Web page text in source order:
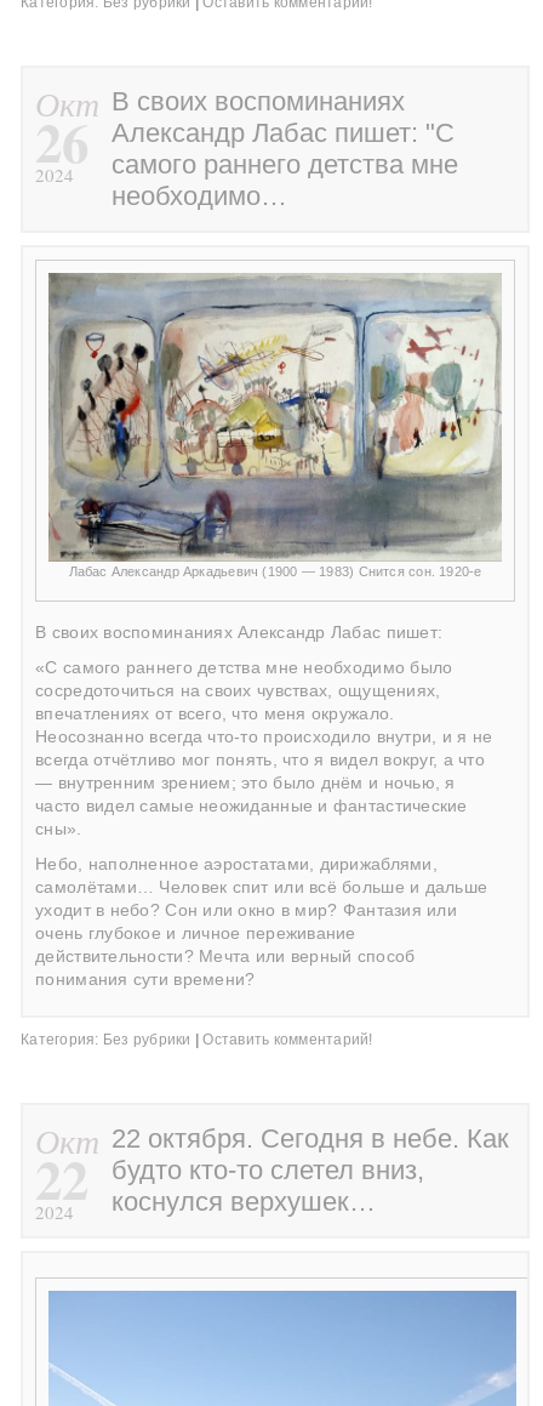
Окт
26
2024
В своих воспоминаниях
Александр Лабас пишет: "С
самого раннего детства мне
необходимо…
Лабас Александр Аркадьевич (1900 — 1983) Снится сон. 1920-е
В своих воспоминаниях Александр Лабас пишет:
«С самого раннего детства мне необходимо было
сосредоточиться на своих чувствах, ощущениях,
впечатлениях от всего, что меня окружало.
Неосознанно всегда что-то происходило внутри, и я не
всегда отчётливо мог понять, что я видел вокруг, а что
— внутренним зрением; это было днём и ночью, я
часто видел самые неожиданные и фантастические
сны».
Небо, наполненное аэростатами, дирижаблями,
самолётами… Человек спит или всё больше и дальше
уходит в небо? Сон или окно в мир? Фантазия или
очень глубокое и личное переживание
действительности? Мечта или верный способ
понимания сути времени?
Категория: Без рубрики Оставить комментарий!
Окт
22
2024
22 октября. Сегодня в небе. Как
будто кто-то слетел вниз,
коснулся верхушек…